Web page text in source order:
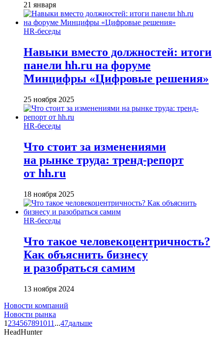
21 января
HR-беседы
Навыки вместо должностей: итоги
панели hh.ru на форуме
Минцифры «Цифровые решения»
25 ноября 2025
HR-беседы
Что стоит за изменениями
на рынке труда: тренд-репорт
от hh.ru
18 ноября 2025
HR-беседы
Что такое человеко­центричность?
Как объяснить бизнесу
и разобраться самим
13 ноября 2024
Новости компаний
Новости рынка
1 234567891011 ...47дальше
HeadHunter